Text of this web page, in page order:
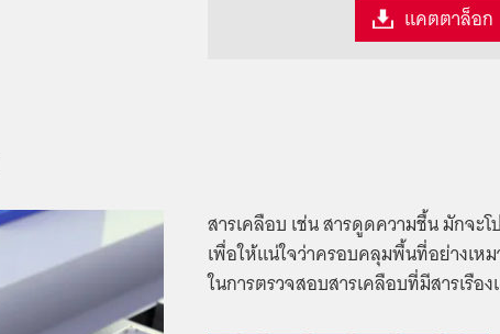
แคตตาล็อก
สารเคลือบ เช่น สารดูดความชื้น มักจะ
เพื่อให้แน่ใจว่าครอบคลุมพื้นที่อย่างเห
ในการตรวจสอบสารเคลือบที่มีสารเรื